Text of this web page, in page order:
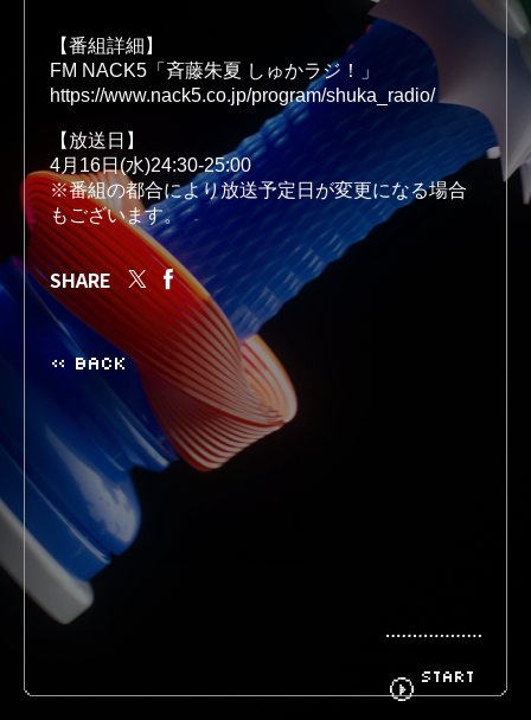
DISCOGRAPHY
BIOGRAPHY GOODS
FANCLUB CONTACT
START
【番組詳細】
FM NACK5「斉藤朱夏 しゅかラジ！」
https://www.nack5.co.jp/program/shuka_radio/
【放送日】
4月16日(水)24:30-25:00
※番組の都合により放送予定日が変更になる場合
もございます。
SHARE
« BACK